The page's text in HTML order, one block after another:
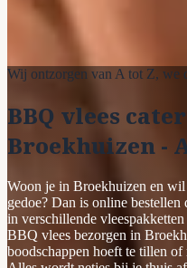
Wij ontzorgen van A tot Z, we
BBQ vlees
Broekhuizen -
Woon je in Broekhuizen en
gedoe? Dan is online bestellen
in verschillende
BBQ vlees bezorgen in
boodschappen hoeft te tillen